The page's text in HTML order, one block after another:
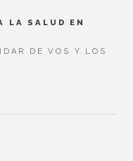
LA SALUD EN
DE VOS Y LOS